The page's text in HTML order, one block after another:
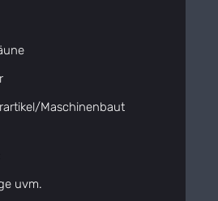
Maschinenbaut
uvm.